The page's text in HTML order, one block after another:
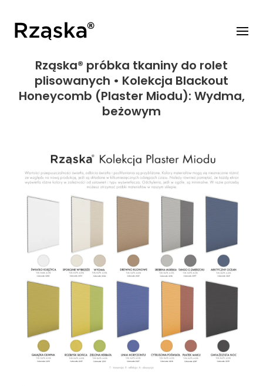
Rząska® próbka tkaniny do rolet
plisowanych • Kolekcja Blackout
Honeycomb (Plaster Miodu): Wydma,
beżowym